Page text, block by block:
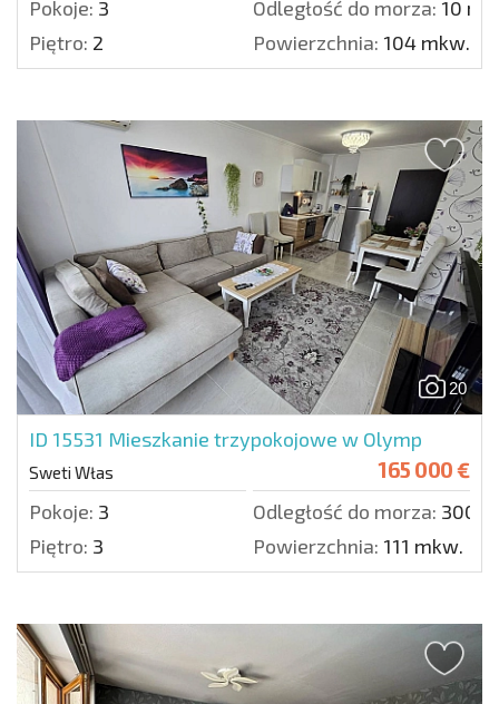
Pokoje: 3 Odległość do morza: 10 m.
Piętro: 2 Powierzchnia: 104 mkw.
20
ID 15531 Mieszkanie trzypokojowe w Olymp
Sweti Włas 165 000 €
Pokoje: 3 Odległość do morza: 300
Piętro: 3 Powierzchnia: 111 mkw.